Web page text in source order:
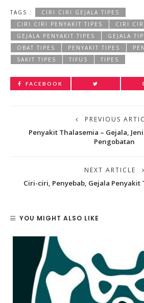
TAGS :
CIRI CIRI GEJALA TIPES
CIRI CIRI PENYAKIT TIPES
CIRI
GEJALA PENYAKIT TIPES
GEJALA
OBAT TIPES
PENYAKIT TIPES
SAKIT TIPES
TIFUS TIPES
FACEBOOK
PREVIOUS
Penyakit Thalasemia – Gejala,
Pengobatan
NEXT ARTICLE
Ciri-ciri, Penyebab, Gejala Penyakit
YOU MIGHT ALSO LIKE